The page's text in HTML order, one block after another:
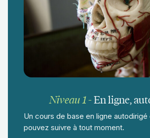
Niveau 1-En ligne,
Un cours de base en ligne autodirigé
pouvez suivre à tout moment.